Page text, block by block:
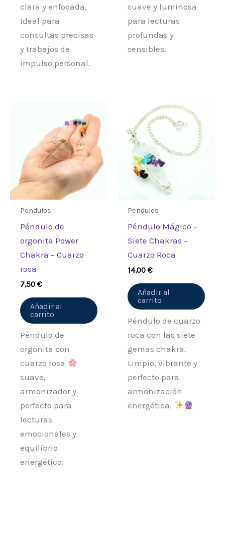
clara y enfocada.
Ideal para
consultas precisas
y trabajos de
impulso personal.
suave y luminosa
para lecturas
profundas y
sensibles.
Pendulos
Péndulo de
orgonita Power
Chakra – Cuarzo
rosa
7,50€
Añadir al
carrito
Péndulo de
orgonita con
cuarzo rosa
suave,
armonizador y
perfecto para
lecturas
emocionales y
equilibrio
energético.
Pendulos
Péndulo Mágico –
Siete Chakras –
Cuarzo Roca
14,00€
Añadir al
carrito
Péndulo de cuarzo
roca con las siete
gemas chakra.
Limpio, vibrante y
perfecto para
armonización
energética.